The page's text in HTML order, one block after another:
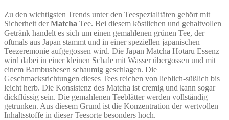
Zu den wichtigsten Trends unter den Teespezialitäten gehört mit
Sicherheit derMatcha Tee. Bei diesem köstlichen und gehaltvollen
Getränk handelt es sich um einen gemahlenen grünen Tee, der
oftmals aus Japan stammt und in einer speziellen japanischen
Teezeremonie aufgegossen wird. Die Japan Matcha Hotaru Essenz
wird dabei in einer kleinen Schale mit Wasser übergossen und mit
einem Bambusbesen schaumig geschlagen. Die
Geschmacksrichtungen dieses Tees reichen von lieblich-süßlich bis
leicht herb. Die Konsistenz des Matcha ist cremig und kann sogar
dickflüssig sein. Die gemahlenen Teeblätter werden vollständig
getrunken. Aus diesem Grund ist die Konzentration der wertvollen
Inhaltsstoffe in dieser Teesorte besonders hoch.